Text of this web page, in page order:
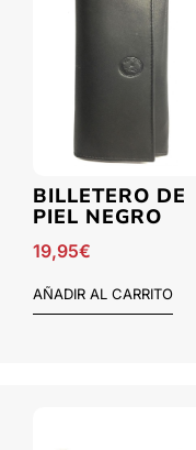
BILLETERO DE
PIEL NEGRO
19,95€
AÑADIR AL CARRITO